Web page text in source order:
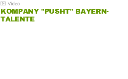
KOMPANY "PUSHT" BAYERN-
TALENTE